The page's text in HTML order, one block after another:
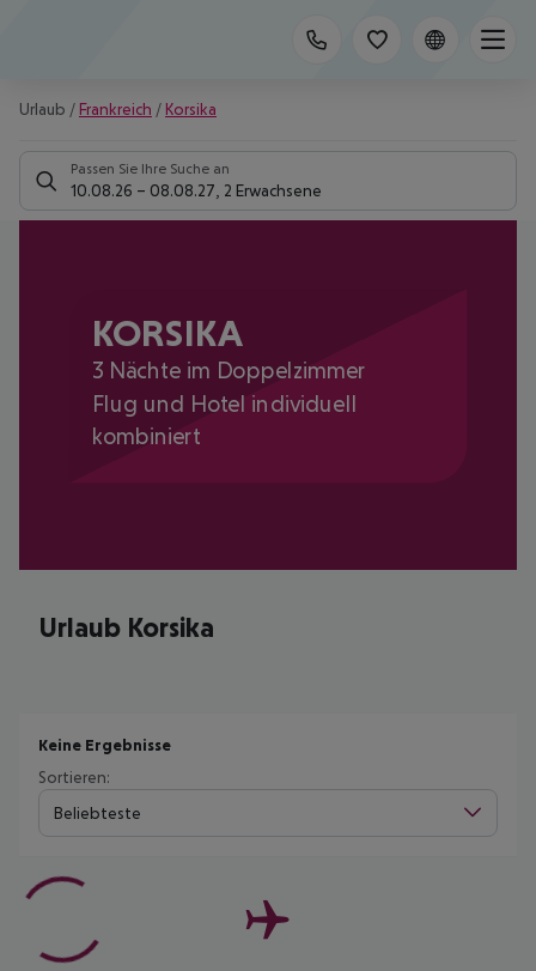
Urlaub / Frankreich / Korsika
Passen Sie Ihre Suche an
10.08.26 – 08.08.27 2 Erwachsene
KORSIKA
3 Nächte im Doppelzimmer
Flug und Hotel individuell
kombiniert
Urlaub Korsika
Keine Ergebnisse
Sortieren:
Beliebteste